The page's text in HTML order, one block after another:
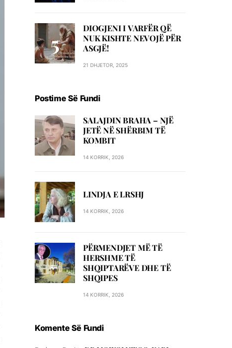
DIOGJENI I VARFËR QË
NUK KISHTE NEVOJË PËR
ASGJË!
21 DHJETOR, 2025
Postime Së Fundi
SALAJDIN BRAHA – NJЁ
JETЁ NЁ SHЁRBIM TЁ
KOMBIT
14 KORRIK, 2026
LINDJA E LRSHJ
14 KORRIK, 2026
PËRMENDJET MË TË
HERSHME TË
SHQIPTARËVE DHE TË
SHQIPES
14 KORRIK, 2026
Komente Së Fundi